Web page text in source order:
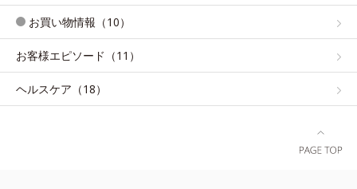
お買い物情報（10）
お客様エピソード（11）
ヘルスケア（18）